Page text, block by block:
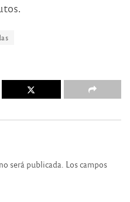
será publicada. Los campos